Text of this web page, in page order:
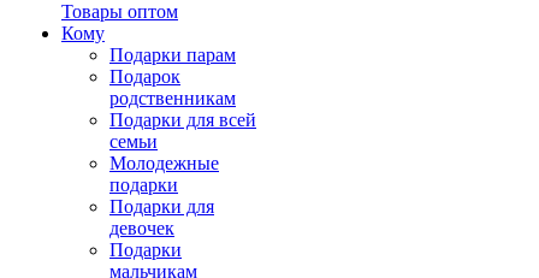
Товары оптом
Кому
Подарки парам
Подарок
родственникам
Подарки для всей
семьи
Молодежные
подарки
Подарки для
девочек
Подарки
мальчикам